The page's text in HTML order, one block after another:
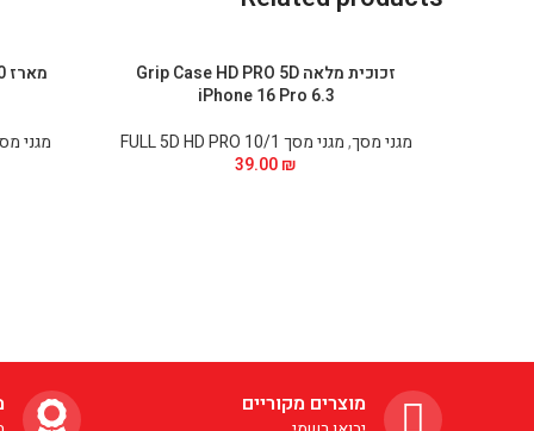
זכוכית מלאה Grip Case HD PRO 5D
iPhone 16 Pro 6.3
מגני מסך,מגני מסך FULL 5D HD PRO 10/1
39.00₪
מגני
מוצרים מקוריים